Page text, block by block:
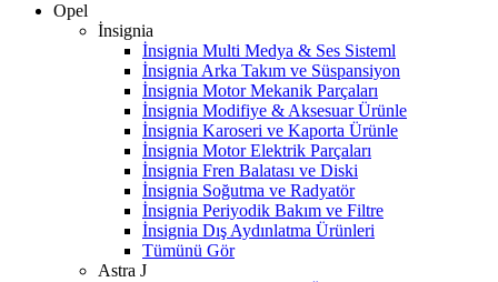
Opel
İnsignia
İnsignia Multi Medya & Ses Sisteml
İnsignia Arka Takım ve Süspansiyon
İnsignia Motor Mekanik Parçaları
İnsignia Modifiye & Aksesuar Ürünle
İnsignia Karoseri ve Kaporta Ürünle
İnsignia Motor Elektrik Parçaları
İnsignia Fren Balatası ve Diski
İnsignia Soğutma ve Radyatör
İnsignia Periyodik Bakım ve Filtre
İnsignia Dış Aydınlatma Ürünleri
Tümünü Gör
Astra J